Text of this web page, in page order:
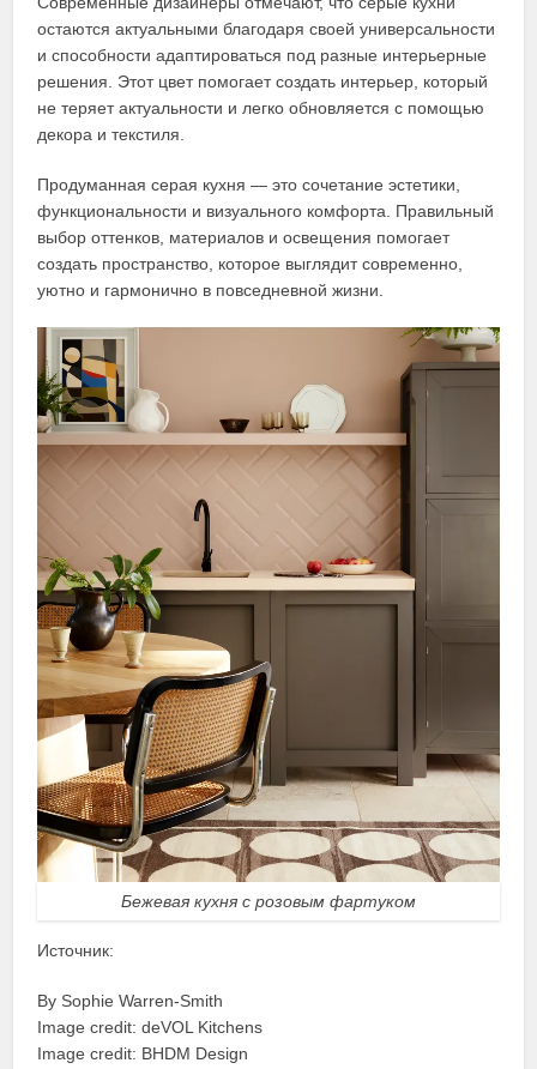
остаются актуальными благодаря своей универсальности
и способности адаптироваться под разные интерьерные
решения. Этот цвет помогает создать интерьер, который
не теряет актуальности и легко обновляется с помощью
декора и текстиля.
Продуманная серая кухня — это сочетание эстетики,
функциональности и визуального комфорта. Правильный
выбор оттенков, материалов и освещения помогает
создать пространство, которое выглядит современно,
уютно и гармонично в повседневной жизни.
Бежевая кухня с розовым фартуком
Источник:
By Sophie Warren-Smith
Image credit: deVOL Kitchens
Image credit: BHDM Design